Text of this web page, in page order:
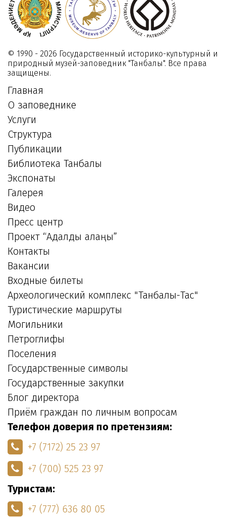
© 1990 - 2026 Государственный историко-культурный и
природный музей-заповедник "Танбалы". Все права
защищены.
Главная
О заповеднике
Услуги
Структура
Публикации
Библиотека Танбалы
Экспонаты
Галерея
Видео
Пресс центр
Проект “Адалдық алаңы”
Контакты
Вакансии
Входные билеты
Археологический комплекс "Танбалы-Тас"
Туристические маршруты
Могильники
Петроглифы
Поселения
Государственные символы
Государственные закупки
Блог директора
Приём граждан по личным вопросам
Телефон доверия по претензиям:
+7 (7172) 25 23 97
+7 (700) 525 23 97
Туристам:
+7 (777) 636 80 05